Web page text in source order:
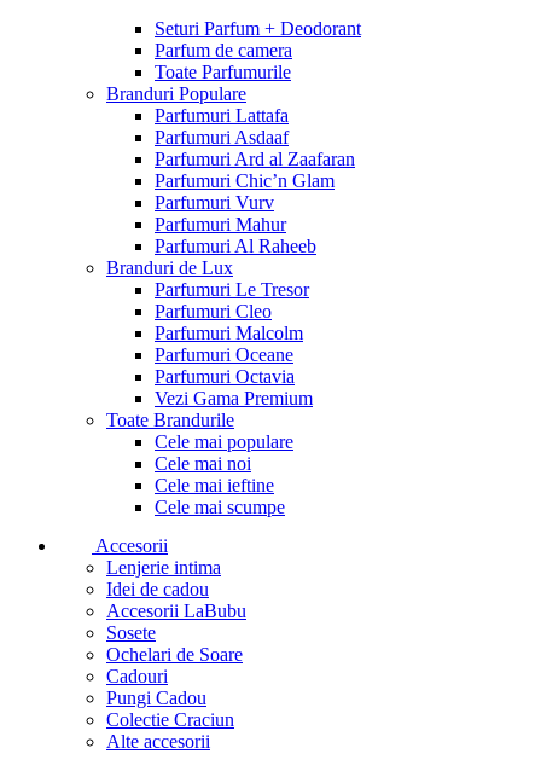
Seturi Parfum + Deodorant
Parfum de camera
Toate Parfumurile
Branduri Populare
Parfumuri Lattafa
Parfumuri Asdaaf
Parfumuri Ard al Zaafaran
Parfumuri Chic’n Glam
Parfumuri Vurv
Parfumuri Mahur
Parfumuri Al Raheeb
Branduri de Lux
Parfumuri Le Tresor
Parfumuri Cleo
Parfumuri Malcolm
Parfumuri Oceane
Parfumuri Octavia
Vezi Gama Premium
Toate Brandurile
Cele mai populare
Cele mai noi
Cele mai ieftine
Cele mai scumpe
Accesorii
Lenjerie intima
Idei de cadou
Accesorii LaBubu
Sosete
Ochelari de Soare
Cadouri
Pungi Cadou
Colectie Craciun
Alte accesorii